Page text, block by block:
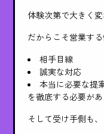
体験次第で大きく変
だからこそ営業する
相手目線
誠実な対応
本当に必要な提
を徹底する必要があ
そして受け手側も、